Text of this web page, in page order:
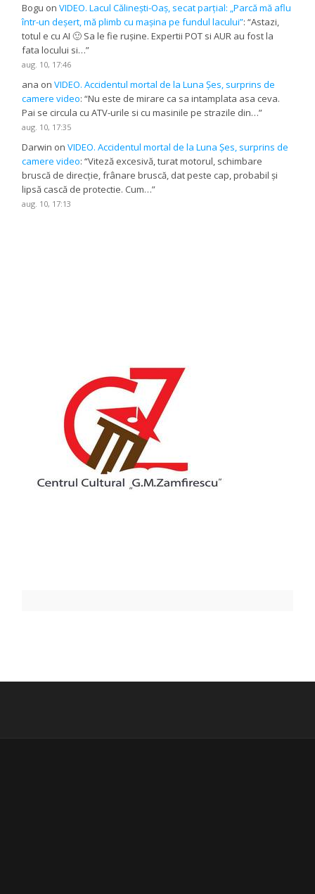
Bogu onVIDEO. Lacul Călinești-Oaș, secat parțial: „Parcă mă aflu
într-un deșert, mă plimb cu mașina pe fundul lacului”: “Astazi,
totul e cu AI 🙂 Sa le fie rușine. Expertii POT si AUR au fost la
fata locului si…”
aug. 10, 17:46
ana onVIDEO. Accidentul mortal de la Luna Șes, surprins de
camere video: “Nu este de mirare ca sa intamplata asa ceva.
Pai se circula cu ATV-urile si cu masinile pe strazile din…”
aug. 10, 17:35
Darwin onVIDEO. Accidentul mortal de la Luna Șes, surprins de
camere video: “Viteză excesivă, turat motorul, schimbare
bruscă de direcție, frânare bruscă, dat peste cap, probabil și
lipsă cască de protectie. Cum…”
aug. 10, 17:13